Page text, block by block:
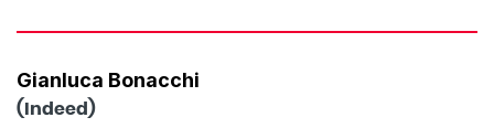
Gianluca Bonacchi
(Indeed)